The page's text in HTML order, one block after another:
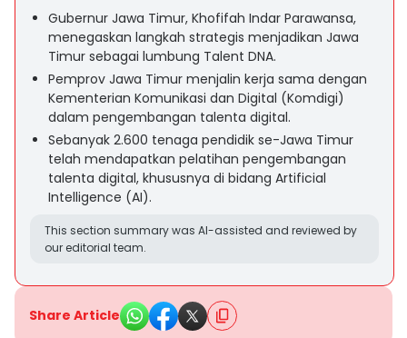
Gubernur Jawa Timur, Khofifah Indar Parawansa,
menegaskan langkah strategis menjadikan Jawa
Timur sebagai lumbung Talent DNA.
Pemprov Jawa Timur menjalin kerja sama dengan
Kementerian Komunikasi dan Digital (Komdigi)
dalam pengembangan talenta digital.
Sebanyak 2.600 tenaga pendidik se-Jawa Timur
telah mendapatkan pelatihan pengembangan
talenta digital, khususnya di bidang Artificial
Intelligence (AI).
This section summary was AI-assisted and reviewed by
our editorial team.
Share Article